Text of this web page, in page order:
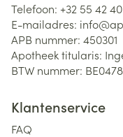
Telefoon: +32 55 42
E-mailadres: info@
APB nummer: 450301
Apotheek titularis:
BTW nummer:
Klantenservice
FAQ